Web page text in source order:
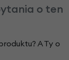
o ten
A Ty o